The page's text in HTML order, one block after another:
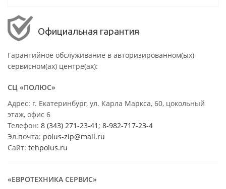
Официальная гарантия
Гарантийное обслуживание в авторизированном(ых)
сервисном(ах) центре(ах):
СЦ «ПОЛЮС»
Адрес: г. Екатеринбург, ул. Карла Маркса, 60, цокольный
этаж, офис 6
Телефон: 8 (343) 271-23-41; 8-982-717-23-4
Эл.почта: polus-zip@mail.ru
Сайт: tehpolus.ru
«ЕВРОТЕХНИКА СЕРВИС»